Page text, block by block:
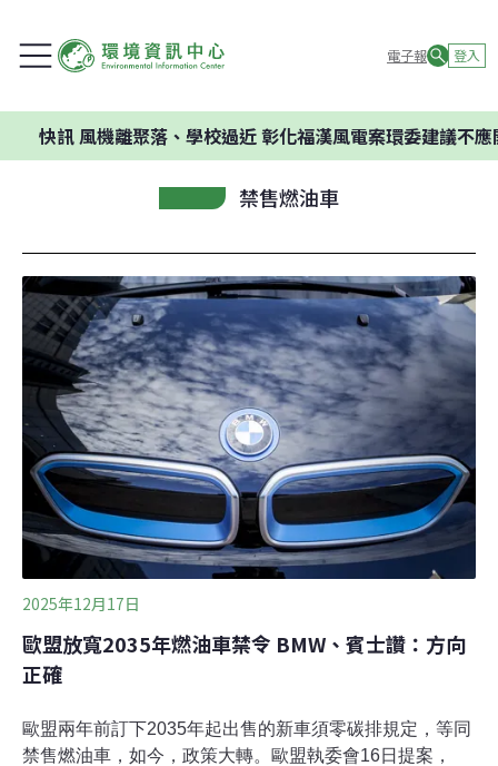
電子報 登入
機離聚落、學校過近 彰化福漢風電案環委建議不應開發
禁售燃油車
2025年12月17日
歐盟放寬2035年燃油車禁令 BMW、賓士讚：方向
正確
歐盟兩年前訂下2035年起出售的新車須零碳排規定，等同
禁售燃油車，如今，政策大轉。歐盟執委會16日提案，